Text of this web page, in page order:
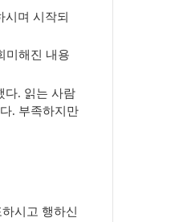
며 시작되
미해진 내용
다. 읽는 사람
. 부족하지만
시고 행하신